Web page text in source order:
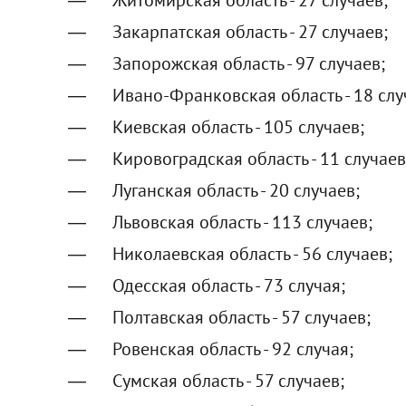
Закарпатская область - 27 случаев;
Запорожская область - 97 случаев;
Ивано-Франковская область - 18
Киевская область - 105 случаев;
Кировоградская область - 11
Луганская область - 20 случаев;
Львовская область - 113 случаев;
Николаевская область - 56 случаев;
Одесская область - 73 случая;
Полтавская область - 57 случаев;
Ровенская область - 92 случая;
Сумская область - 57 случаев;